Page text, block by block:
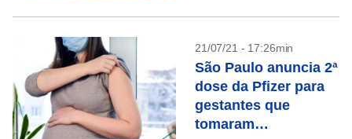
21/07/21 - 17:26min
São Paulo anuncia 2ª
dose da Pfizer para
gestantes que
tomaram